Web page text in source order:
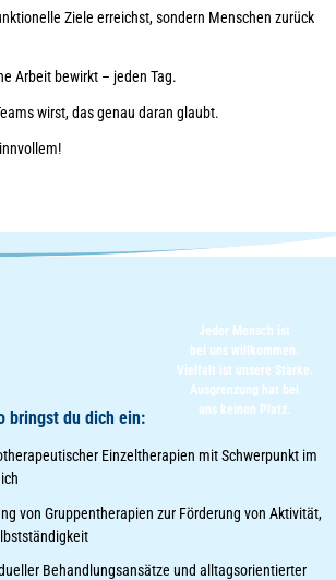
Ziele erreichst, sondern Menschen zurück
Arbeit bewirkt – jeden Tag.
wirst, das genau daran glaubt.
Jeder Mensch ist
bei uns willkommen.
Vielfalt ist unsere Stärke.
Ausgrenzung hat bei
uns keinen Platz.
bringst du dich ein:
Einzeltherapien mit Schwerpunkt im
von Gruppentherapien zur Förderung von Aktivität,
Behandlungsansätze und alltagsorientierter